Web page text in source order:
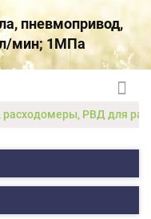
пневмопривод,
мин; 1МПа
расходомеры, РВД для